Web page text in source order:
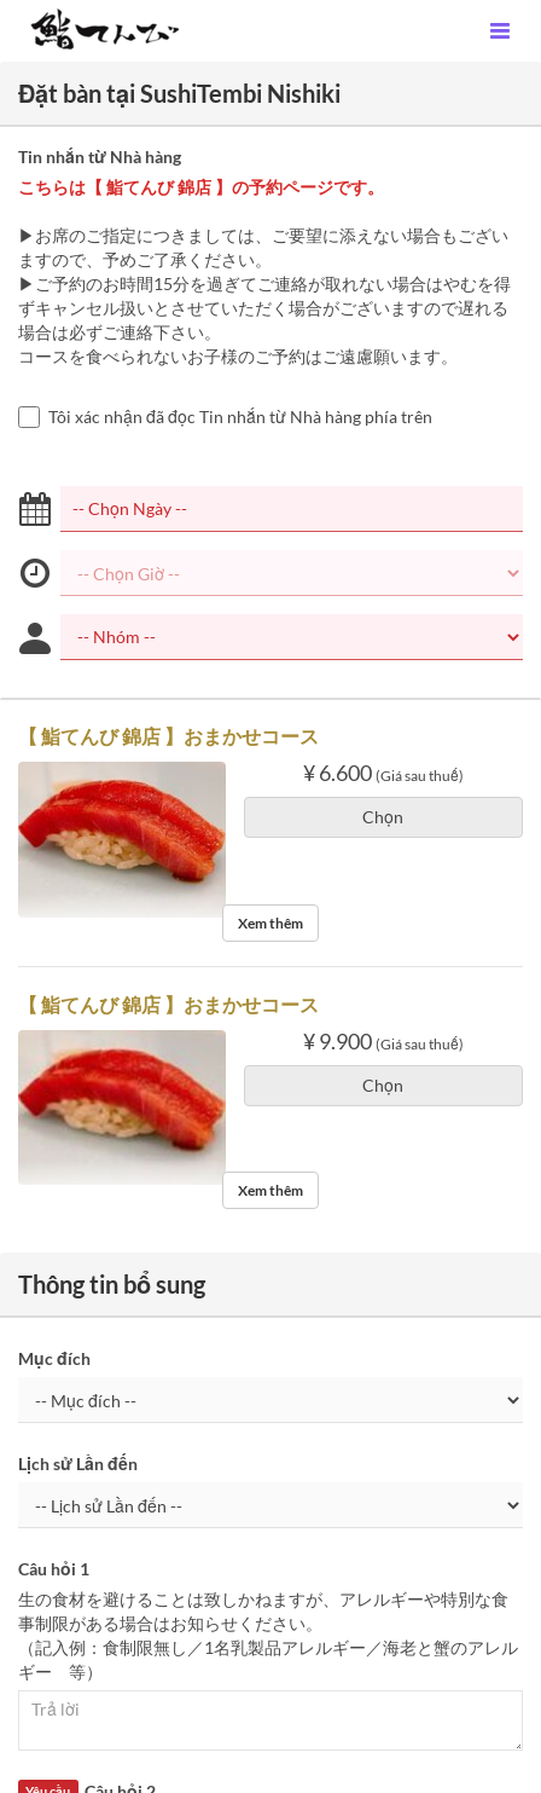
Đặt bàn tại SushiTembi Nishiki
Tin nhắn từ Nhà hàng
こちらは【 鮨てんび 錦店 】の予約ページです。
▶お席のご指定につきましては、ご要望に添えない場合もござい
ますので、予めご了承ください。
▶ご予約のお時間15分を過ぎてご連絡が取れない場合はやむを得
ずキャンセル扱いとさせていただく場合がございますので遅れる
場合は必ずご連絡下さい。
コースを食べられないお子様のご予約はご遠慮願います。
Tôi xác nhận đã đọc Tin nhắn từ Nhà hàng phía trên
【 鮨てんび 錦店 】おまかせコース
¥ 6.600 (Giá sau thuế)
Chọn
Xem thêm
【 鮨てんび 錦店 】おまかせコース
¥ 9.900 (Giá sau thuế)
Chọn
Xem thêm
Thông tin bổ sung
Mục đích
Lịch sử Lần đến
Câu hỏi 1
生の食材を避けることは致しかねますが、アレルギーや特別な食
事制限がある場合はお知らせください。
（記入例：食制限無し／1名乳製品アレルギー／海老と蟹のアレル
ギー 等）